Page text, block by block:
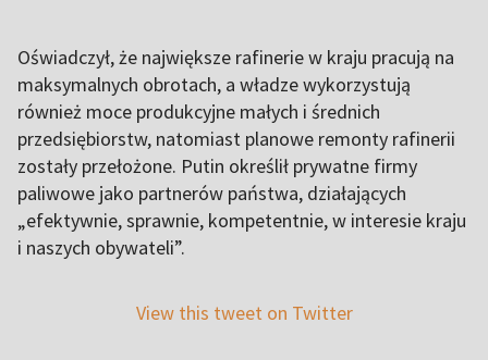
Oświadczył, że największe rafinerie w kraju pracują na
maksymalnych obrotach, a władze wykorzystują
również moce produkcyjne małych i średnich
przedsiębiorstw, natomiast planowe remonty rafinerii
zostały przełożone. Putin określił prywatne firmy
paliwowe jako partnerów państwa, działających
„efektywnie, sprawnie, kompetentnie, w interesie kraju
i naszych obywateli”.
View this tweet on Twitter